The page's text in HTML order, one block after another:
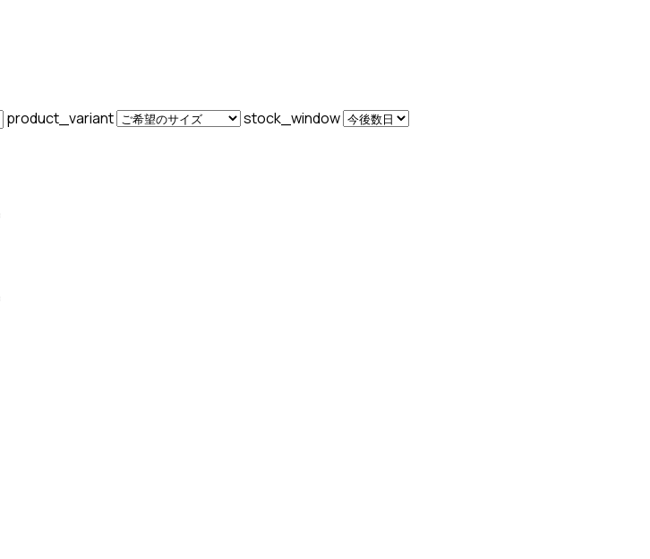
product_variant
stock_window